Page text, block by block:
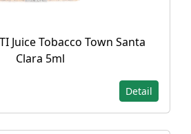
Juice Tobacco Town Santa
Clara 5ml
Detail